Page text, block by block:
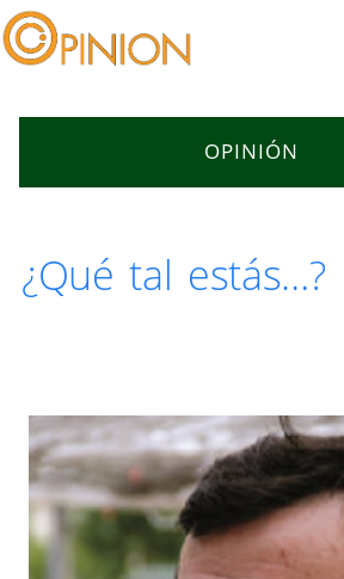
OPINIÓN
¿Qué tal estás…?